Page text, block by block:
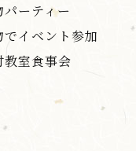
パーティー
でイベント参加
教室食事会